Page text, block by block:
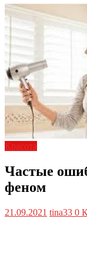
Красота
Частые
феном
21.09.2021 tina33 0